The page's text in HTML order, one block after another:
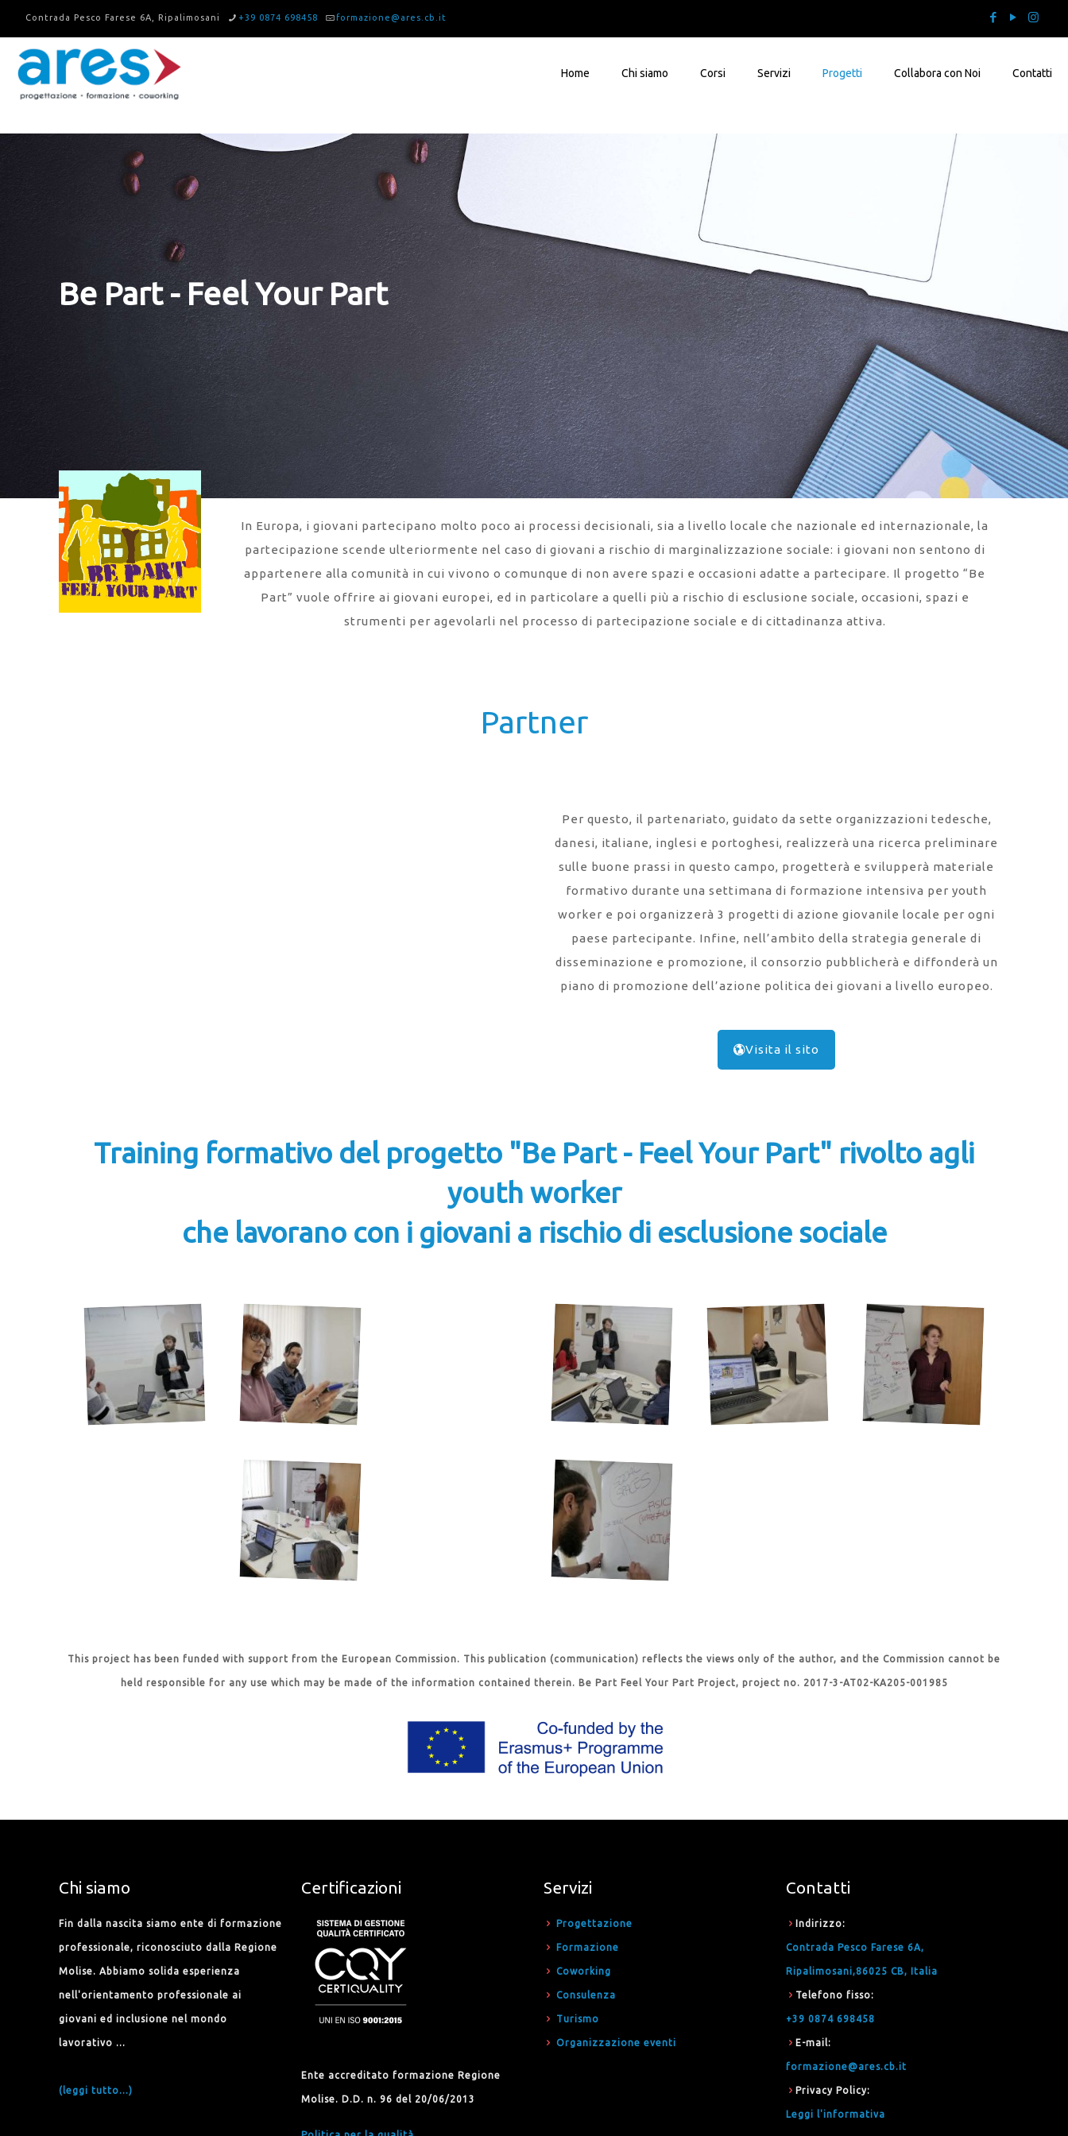
Contrada Pesco Farese 6A, Ripalimosani +39 0874 698458 formazione@ares.cb.it
Home Chi siamo Corsi Servizi Progetti Collabora con Noi Contatti
Be Part - Feel Your Part
In Europa, i giovani partecipano molto poco ai processi decisionali, sia a livello locale che nazionale ed internazionale, la
partecipazione scende ulteriormente nel caso di giovani a rischio di marginalizzazione sociale: i giovani non sentono di
appartenere alla comunità in cui vivono o comunque di non avere spazi e occasioni adatte a partecipare. Il progetto “Be
Part” vuole offrire ai giovani europei, ed in particolare a quelli più a rischio di esclusione sociale, occasioni, spazi e
strumenti per agevolarli nel processo di partecipazione sociale e di cittadinanza attiva.
Partner
Per questo, il partenariato, guidato da sette organizzazioni tedesche,
danesi, italiane, inglesi e portoghesi, realizzerà una ricerca preliminare
sulle buone prassi in questo campo, progetterà e svilupperà materiale
formativo durante una settimana di formazione intensiva per youth
worker e poi organizzerà 3 progetti di azione giovanile locale per ogni
paese partecipante. Infine, nell’ambito della strategia generale di
disseminazione e promozione, il consorzio pubblicherà e diffonderà un
piano di promozione dell’azione politica dei giovani a livello europeo.
Visita il sito
Training formativo del progetto "Be Part - Feel Your Part" rivolto agli
youth worker
che lavorano con i giovani a rischio di esclusione sociale
This project has been funded with support from the European Commission. This publication (communication) reflects the views only of the author, and the Commission cannot be
held responsible for any use which may be made of the information contained therein. Be Part Feel Your Part Project, project no. 2017-3-AT02-KA205-001985
Chi siamo
Fin dalla nascita siamo ente di formazione
professionale, riconosciuto dalla Regione
Molise. Abbiamo solida esperienza
nell'orientamento professionale ai
giovani ed inclusione nel mondo
lavorativo ...
(leggi tutto...)
Certificazioni
Ente accreditato formazione Regione
Molise. D.D. n. 96 del 20/06/2013
Servizi
Progettazione
Formazione
Coworking
Consulenza
Turismo
Organizzazione eventi
Contatti
Indirizzo:
Contrada Pesco Farese 6A,
Ripalimosani,86025 CB, Italia
Telefono fisso:
+39 0874 698458
E-mail:
formazione@ares.cb.it
Privacy Policy:
Leggi l'informativa